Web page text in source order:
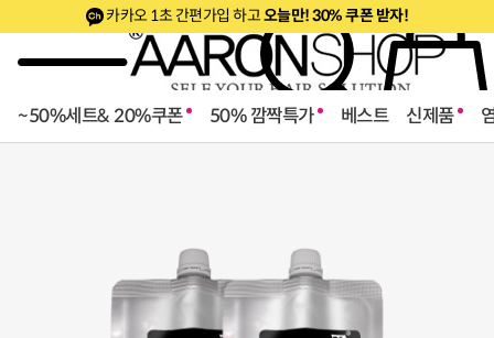
카카오 1초 간편가입 하고오늘만! 30% 쿠폰 받자!
~50%세트& 20%쿠폰 50% 깜짝특가 베스트 신제품